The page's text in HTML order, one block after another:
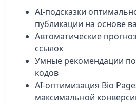
AI-подсказки
публикации на основе
Автоматические
ссылок
Умные рекомендации
кодов
AI-оптимизация Bio
максимальной